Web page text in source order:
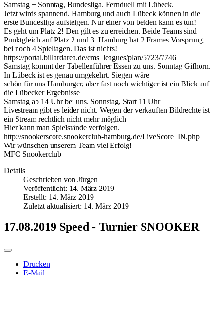
Samstag + Sonntag, Bundesliga. Fernduell mit Lübeck.
Jetzt wirds spannend. Hamburg und auch Lübeck können in die
erste Bundesliga aufsteigen. Nur einer von beiden kann es tun!
Es geht um Platz 2! Den gilt es zu erreichen. Beide Teams sind
Punktgleich auf Platz 2 und 3. Hamburg hat 2 Frames Vorsprung,
bei noch 4 Spieltagen. Das ist nichts!
https://portal.billardarea.de/cms_leagues/plan/5723/7746
Samstag kommt der Tabellenführer Essen zu uns. Sonntag Gifhorn.
In Lübeck ist es genau umgekehrt. Siegen wäre
schön für uns Hamburger, aber fast noch wichtiger ist ein Blick auf
die Lübecker Ergebnisse
Samstag ab 14 Uhr bei uns. Sonnstag, Start 11 Uhr
Livestream gibt es leider nicht. Wegen der verkauften Bildrechte ist
ein Stream rechtlich nicht mehr möglich.
Hier kann man Spielstände verfolgen.
http://snookerscore.snookerclub-hamburg.de/LiveScore_IN.php
Wir wünschen unserem Team viel Erfolg!
MFC Snookerclub
Details
Geschrieben von Jürgen
Veröffentlicht: 14. März 2019
Erstellt: 14. März 2019
Zuletzt aktualisiert: 14. März 2019
17.08.2019 Speed - Turnier SNOOKER
Drucken
E-Mail